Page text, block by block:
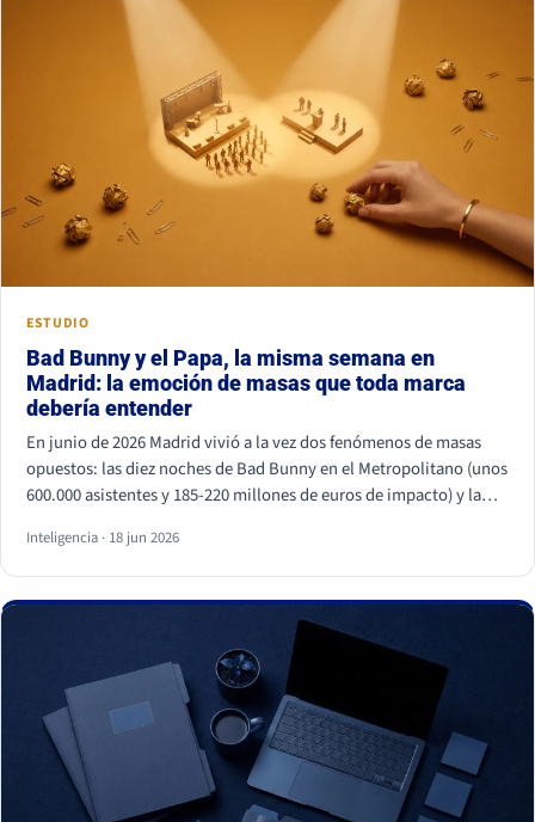
ESTUDIO
Bad Bunny y el Papa, la misma semana en
Madrid: la emoción de masas que toda marca
debería entender
En junio de 2026 Madrid vivió a la vez dos fenómenos de masas
opuestos: las diez noches de Bad Bunny en el Metropolitano (unos
600.000 asistentes y 185-220 millones de euros de impacto) y la
Bernabéu llenos. Superficies distintas, mismo motor: necesidades
humanas profundas (pertenencia, identidad, comunidad y
trascendencia). Para una marca, los dos enseñan lo mismo: la
emoción a escala no se fabrica, se entiende y se respeta, y entrar
en esos momentos sin criterio sale caro.
Inteligencia · 18 jun 2026